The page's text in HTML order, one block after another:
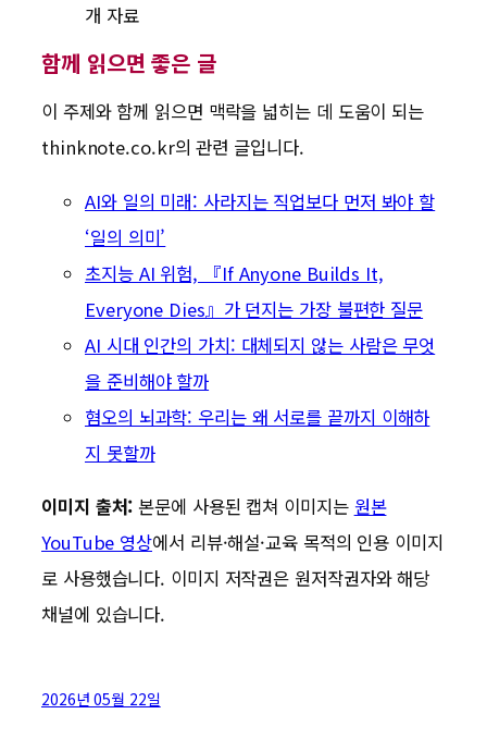
개 자료
함께 읽으면 좋은 글
이 주제와 함께 읽으면 맥락을 넓히는 데 도움이 되는
thinknote.co.kr의 관련 글입니다.
AI와 일의 미래: 사라지는 직업보다 먼저 봐야 할
‘일의 의미’
초지능 AI 위험, 『If Anyone Builds It,
Everyone Dies』가 던지는 가장 불편한 질문
AI 시대 인간의 가치: 대체되지 않는 사람은 무엇
을 준비해야 할까
혐오의 뇌과학: 우리는 왜 서로를 끝까지 이해하
지 못할까
이미지 출처: 본문에 사용된 캡쳐 이미지는 원본
YouTube 영상에서 리뷰·해설·교육 목적의 인용 이미지
로 사용했습니다. 이미지 저작권은 원저작권자와 해당
채널에 있습니다.
2026년 05월 22일